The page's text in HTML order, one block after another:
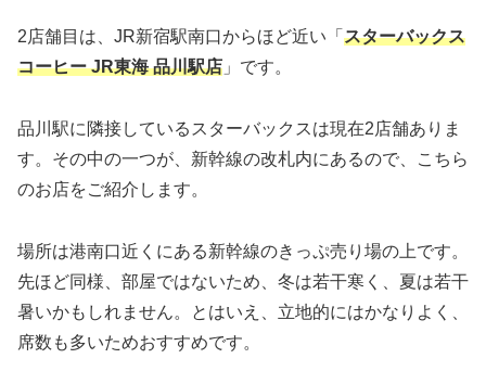
2店舗目は、JR新宿駅南口からほど近い「 スターバックス
コーヒー JR東海 品川駅店 」です。
品川駅に隣接しているスターバックスは現在2店舗ありま
す。その中の一つが、新幹線の改札内にあるので、こちら
のお店をご紹介します。
場所は港南口近くにある新幹線のきっぷ売り場の上です。
先ほど同様、部屋ではないため、冬は若干寒く、夏は若干
暑いかもしれません。とはいえ、立地的にはかなりよく、
席数も多いためおすすめです。